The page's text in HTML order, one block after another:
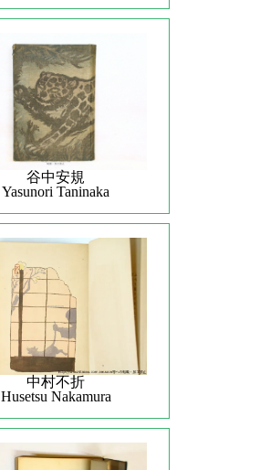
谷中安規
Yasunori Taninaka
中村不折
Husetsu Nakamura